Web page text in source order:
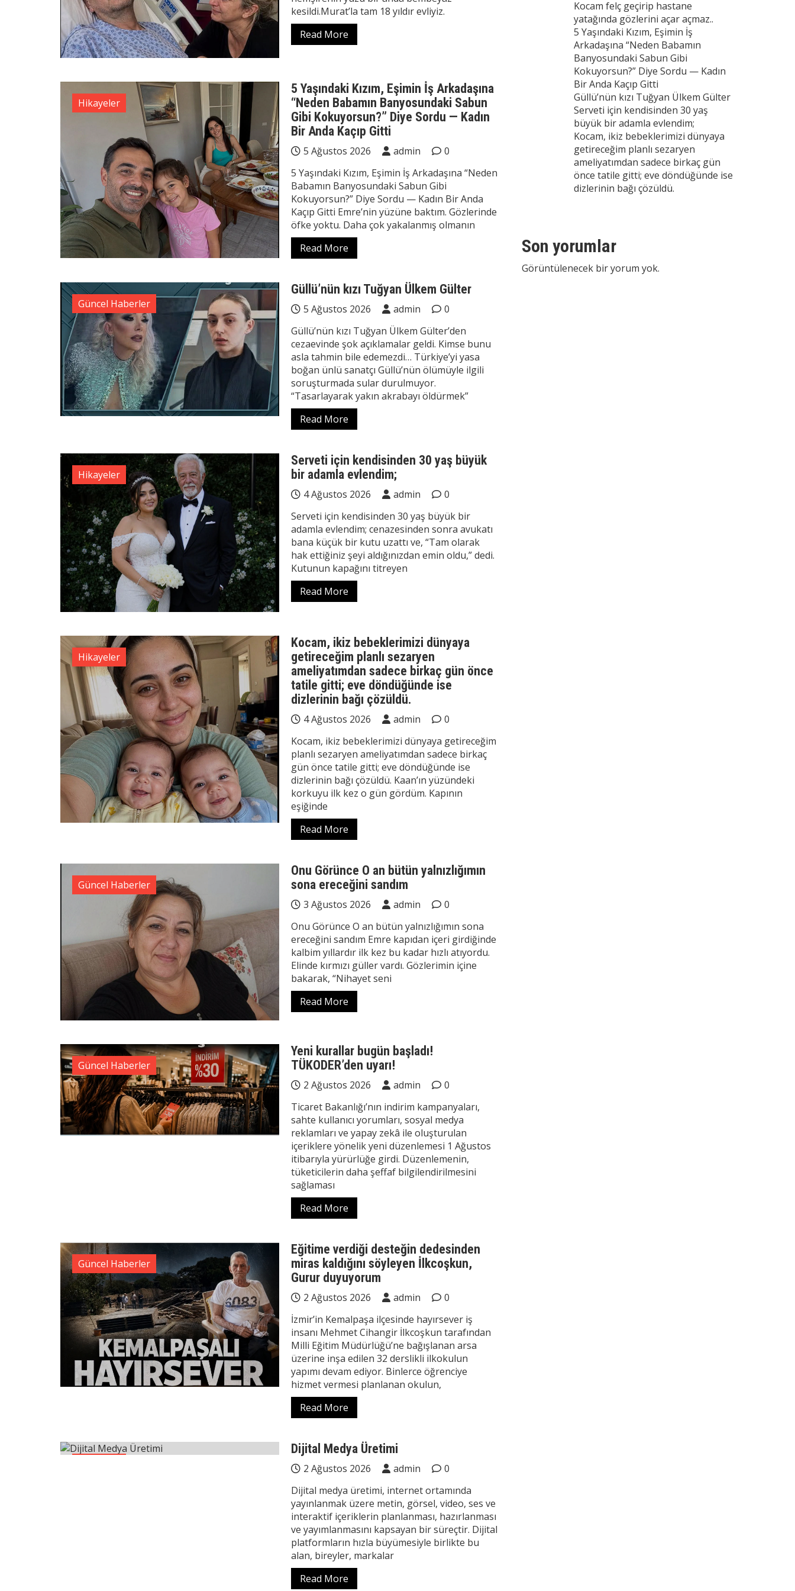
kesildi.Murat’la tam 18 yıldır evliyiz.
Read More
Hikayeler
5 Yaşındaki Kızım, Eşimin İş Arkadaşına
“Neden Babamın Banyosundaki Sabun
Gibi Kokuyorsun?” Diye Sordu — Kadın
Bir Anda Kaçıp Gitti
5 Ağustos 2026 admin
0
5 Yaşındaki Kızım, Eşimin İş Arkadaşına “Neden
Babamın Banyosundaki Sabun Gibi
Kokuyorsun?” Diye Sordu — Kadın Bir Anda
Kaçıp Gitti Emre’nin yüzüne baktım. Gözlerinde
öfke yoktu. Daha çok yakalanmış olmanın
Read More
Güncel Haberler
Güllü’nün kızı Tuğyan Ülkem Gülter
5 Ağustos 2026 admin
0
Güllü’nün kızı Tuğyan Ülkem Gülter’den
cezaevinde şok açıklamalar geldi. Kimse bunu
asla tahmin bile edemezdi… Türkiye’yi yasa
boğan ünlü sanatçı Güllü’nün ölümüyle ilgili
soruşturmada sular durulmuyor.
“Tasarlayarak yakın akrabayı öldürmek”
Read More
Hikayeler
Serveti için kendisinden 30 yaş büyük
bir adamla evlendim;
4 Ağustos 2026 admin
0
Serveti için kendisinden 30 yaş büyük bir
adamla evlendim; cenazesinden sonra avukatı
bana küçük bir kutu uzattı ve, “Tam olarak
hak ettiğiniz şeyi aldığınızdan emin oldu,” dedi.
Kutunun kapağını titreyen
Read More
Hikayeler
Kocam, ikiz bebeklerimizi dünyaya
getireceğim planlı sezaryen
ameliyatımdan sadece birkaç gün önce
tatile gitti; eve döndüğünde ise
dizlerinin bağı çözüldü.
4 Ağustos 2026 admin
0
Kocam, ikiz bebeklerimizi dünyaya getireceğim
planlı sezaryen ameliyatımdan sadece birkaç
gün önce tatile gitti; eve döndüğünde ise
dizlerinin bağı çözüldü. Kaan’ın yüzündeki
korkuyu ilk kez o gün gördüm. Kapının
eşiğinde
Read More
Güncel Haberler
Onu Görünce O an bütün yalnızlığımın
sona ereceğini sandım
3 Ağustos 2026 admin
0
Onu Görünce O an bütün yalnızlığımın sona
ereceğini sandım Emre kapıdan içeri girdiğinde
kalbim yıllardır ilk kez bu kadar hızlı atıyordu.
Elinde kırmızı güller vardı. Gözlerimin içine
bakarak, “Nihayet seni
Read More
Güncel Haberler
Yeni kurallar bugün başladı!
TÜKODER’den uyarı!
2 Ağustos 2026 admin
0
Ticaret Bakanlığı’nın indirim kampanyaları,
sahte kullanıcı yorumları, sosyal medya
reklamları ve yapay zekâ ile oluşturulan
içeriklere yönelik yeni düzenlemesi 1 Ağustos
itibarıyla yürürlüğe girdi. Düzenlemenin,
tüketicilerin daha şeffaf bilgilendirilmesini
sağlaması
Read More
Güncel Haberler
Eğitime verdiği desteğin dedesinden
miras kaldığını söyleyen İlkcoşkun,
Gurur duyuyorum
2 Ağustos 2026 admin
0
İzmir’in Kemalpaşa ilçesinde hayırsever iş
insanı Mehmet Cihangir İlkcoşkun tarafından
Milli Eğitim Müdürlüğü’ne bağışlanan arsa
üzerine inşa edilen 32 derslikli ilkokulun
yapımı devam ediyor. Binlerce öğrenciye
hizmet vermesi planlanan okulun,
Read More
Dijital Medya Üretimi
2 Ağustos 2026 admin
0
Dijital medya üretimi, internet ortamında
yayınlanmak üzere metin, görsel, video, ses ve
interaktif içeriklerin planlanması, hazırlanması
ve yayımlanmasını kapsayan bir süreçtir. Dijital
platformların hızla büyümesiyle birlikte bu
alan, bireyler, markalar
Read More
Kocam felç geçirip hastane
yatağında gözlerini açar açmaz..
5 Yaşındaki Kızım, Eşimin İş
Arkadaşına “Neden Babamın
Banyosundaki Sabun Gibi
Kokuyorsun?” Diye Sordu — Kadın
Bir Anda Kaçıp Gitti
Güllü’nün kızı Tuğyan Ülkem Gülter
Serveti için kendisinden 30 yaş
büyük bir adamla evlendim;
Kocam, ikiz bebeklerimizi dünyaya
getireceğim planlı sezaryen
ameliyatımdan sadece birkaç gün
önce tatile gitti; eve döndüğünde ise
dizlerinin bağı çözüldü.
Son yorumlar
Görüntülenecek bir yorum yok.